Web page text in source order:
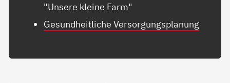
"Unsere kleine Farm"
Gesundheitliche Versorgungsplanung